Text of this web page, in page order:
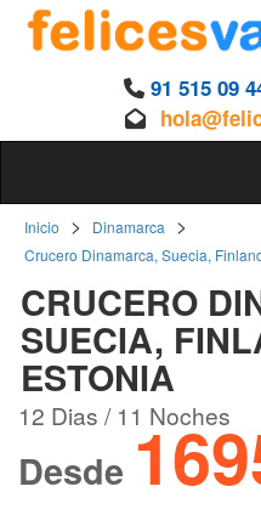
91 515 09
Inicio > Dinamarca >
Crucero Dinamarca, Suecia,
CRUCERO
SUECIA,
ESTONIA
12 Dias / 11 Noches
Desde